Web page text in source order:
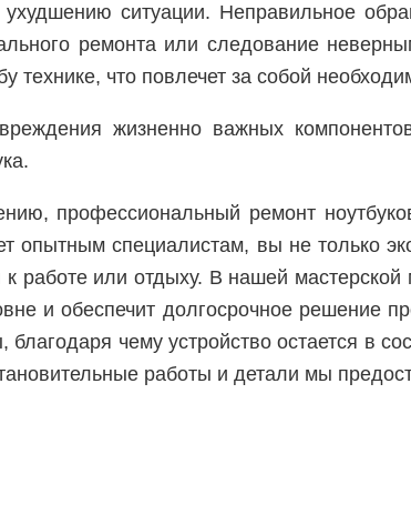
ухудшению ситуации. Неправильное
ремонта или следование
технике, что повлечет за собой
жизненно важных
профессиональный ремонт
опытным специалистам, вы не только
работе или отдыху. В нашей
и обеспечит долгосрочное
чему устройство остается в
работы и детали мы